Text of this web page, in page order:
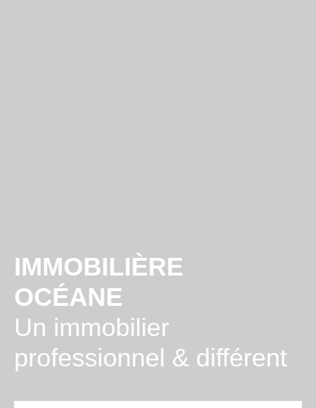
IMMOBILIÈRE
OCÉANE
Un immobilier
professionnel & différent